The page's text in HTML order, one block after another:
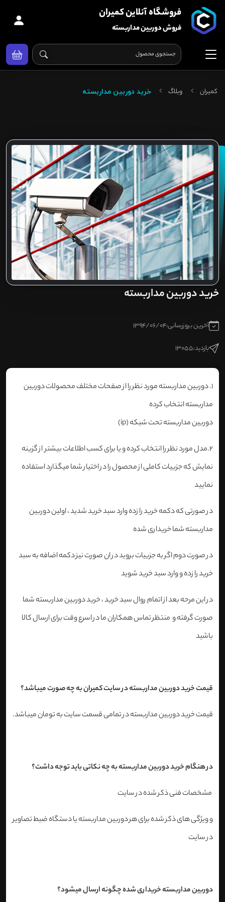
فروشگاه آنلاین کمیران
فروش دوربین مداربسته
کمیران وبلاگ خرید دوربین مداربسته
خرید دوربین مداربسته
آخرین بروزرسانی:1394/06/04
بازدید:13055
1. دوربین مداربسته مورد نظر را از صفحات مختلف محصولات دوربین
مداربسته انتخاب کرده
دوربین مداربسته تحت شبکه(ip)
2.مدل مورد نظر را انتخاب کرده و یا برای کسب اطلاعات بیشتر از گزینه
نمایش که جزییات کاملی از محصول را در اختیار شما میگذارد استفاده
نمایید
در صورتی که دکمه خرید را زده وارد سبد خرید شدید ، اولین دوربین
مداربسته شما خریداری شده
در صورت دوم اگر به جزییات بروید در ان صورت نیز دکمه اضافه به سبد
خرید را زده و وارد سبد خرید شوید
در این مرحه بعد از اتمام روال سبد خرید ، خرید دوربین مداربسته شما
صورت گرفته و منتظر تماس همکاران ما در اسرع وقت برای ارسال کالا
باشید
قیمت خرید دوربین مداربسته در سایت کمیران به چه صورت میباشد؟
قیمت خرید دوربین مداربسته در تمامی قسمت سایت به تومان میباشد.
در هنگام خرید دوربین مداربسته به چه نکاتی باید توجه داشت؟
مشخصات فنی ذکر شده در سایت
و ویژگی های ذکر شده برای هر دوربین مداربسته یا دستگاه ضبط تصاویر
در سایت
دوربین مداربسته خریداری شده چگونه ارسال میشود؟